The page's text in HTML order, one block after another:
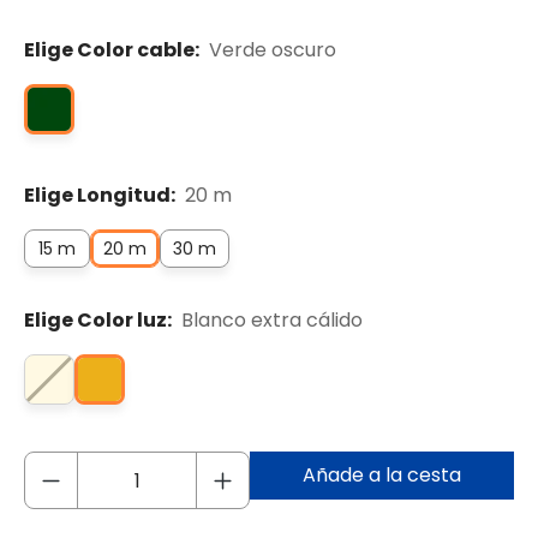
Elige Color cable: Verde oscuro
Elige Longitud: 20 m
15 m 20 m 30 m
Elige Color luz: Blanco extra cálido
Añade a la cesta